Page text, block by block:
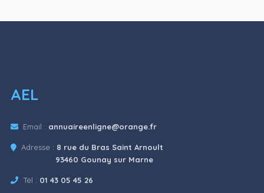
AEL
Email : annuaireenligne@orange.fr
Adresse : 8 rue du Bras Saint Arnoult
93460 Gounay sur Marne
Tél : 01 43 05 45 26